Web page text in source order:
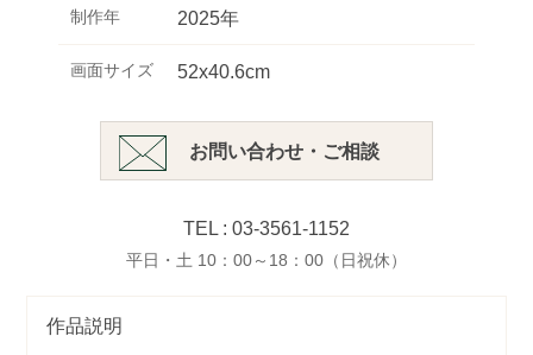
制作年 2025年
画面サイズ 52x40.6cm
お問い合わせ・ご相談
TEL : 03-3561-1152
平日・土 10：00～18：00（日祝休）
作品説明